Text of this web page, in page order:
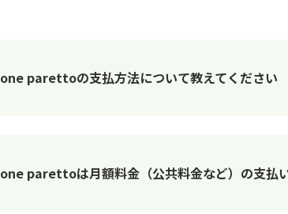
one parettoの支払方法について教えてください
one parettoは月額料金（公共料金など）の支払